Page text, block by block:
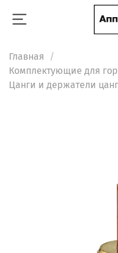
Главная
Комплектующие для
Цанги и держатели цанг